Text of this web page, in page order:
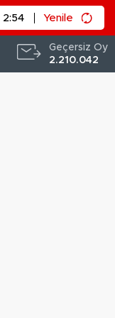
2:53 Yenile
Geçersiz Oy
2.210.042